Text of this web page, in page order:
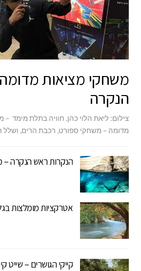
משחקי מציאות
הנקרה
צילום: ליאת הלוי כהן. חוויה בתלת מימד –
מדומה – משחקי ספורט, רכבת הרים, ושלל
הנקרות ראש הנקרה
אטרקציות מומלצות
קייקי הגושרים – שייט